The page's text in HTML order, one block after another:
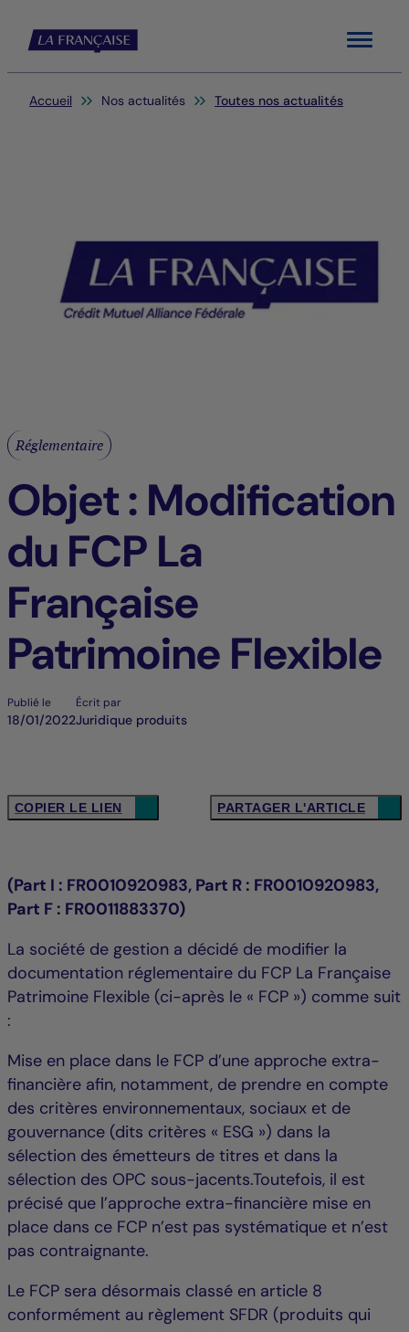
Menu
Vous êtes ici:
Accueil Nos actualités Toutes nos actualités
Réglementaire
Objet : Modification
du FCP La
Française
Patrimoine Flexible
Publié le
18/01/2022
Écrit par
Juridique produits
COPIER LE LIEN PARTAGER L'ARTICLE
(Part I : FR0010920983, Part R : FR0010920983,
Part F : FR0011883370)
La société de gestion a décidé de modifier la
documentation réglementaire du FCP La Française
Patrimoine Flexible (ci-après le « FCP ») comme suit
:
Mise en place dans le FCP d’une approche extra-
financière afin, notamment, de prendre en compte
des critères environnementaux, sociaux et de
gouvernance (dits critères « ESG ») dans la
sélection des émetteurs de titres et dans la
sélection des OPC sous-jacents.Toutefois, il est
précisé que l’approche extra-financière mise en
place dans ce FCP n’est pas systématique et n’est
pas contraignante.
Le FCP sera désormais classé en article 8
conformément au règlement SFDR (produits qui